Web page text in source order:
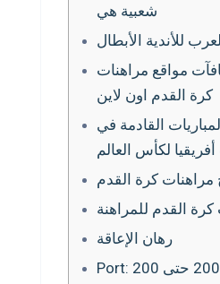
شعبية هي
للأندية الأبطال
مواقع مراهنات
كرة القدم اون لاين
القادمة في
مراهنات كرة القدم
القدم للمراهنة
رهان الإعاقة